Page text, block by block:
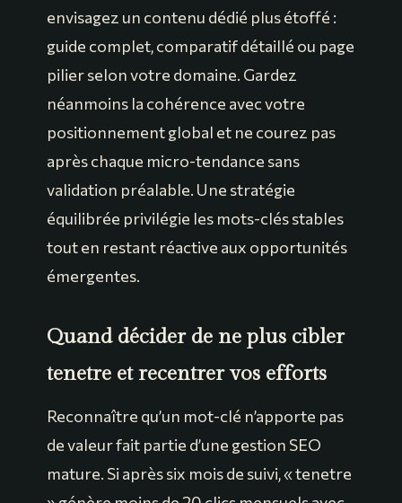
envisagez un contenu dédié plus étoffé :
guide complet, comparatif détaillé ou page
pilier selon votre domaine. Gardez
néanmoins la cohérence avec votre
positionnement global et ne courez pas
après chaque micro-tendance sans
validation préalable. Une stratégie
équilibrée privilégie les mots-clés stables
tout en restant réactive aux opportunités
émergentes.
Quand décider de ne plus cibler
tenetre et recentrer vos efforts
Reconnaître qu’un mot-clé n’apporte pas
de valeur fait partie d’une gestion SEO
mature. Si après six mois de suivi, « tenetre